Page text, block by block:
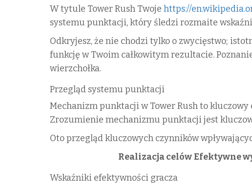
W tytule Tower Rush Twoje https://
systemu punktacji, który śledzi rozmaite
Odkryjesz, że nie chodzi tylko o zwycięstwo;
funkcję w Twoim całkowitym rezultacie.
wierzchołka.
Przegląd systemu punktacji
Mechanizm punktacji w Tower Rush to
Zrozumienie mechanizmu punktacji jest
Oto przegląd kluczowych czynników
Realizacja celówEfektywne
Wskaźniki efektywności gracza